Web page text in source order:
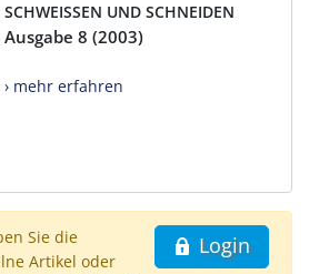
SCHWEISSEN UND SCHNEIDEN
Ausgabe 8 (2003)
› mehr erfahren
Login
Sie die
Artikel oder